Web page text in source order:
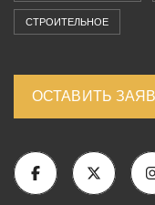
СТРОИТЕЛЬНОЕ
ОСТАВИТЬ